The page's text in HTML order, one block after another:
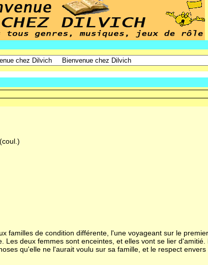
familles de condition différente, l'une voyageant sur le
deux femmes sont enceintes, et elles vont se lier
qu'elle ne l'aurait voulu sur sa famille, et le respect